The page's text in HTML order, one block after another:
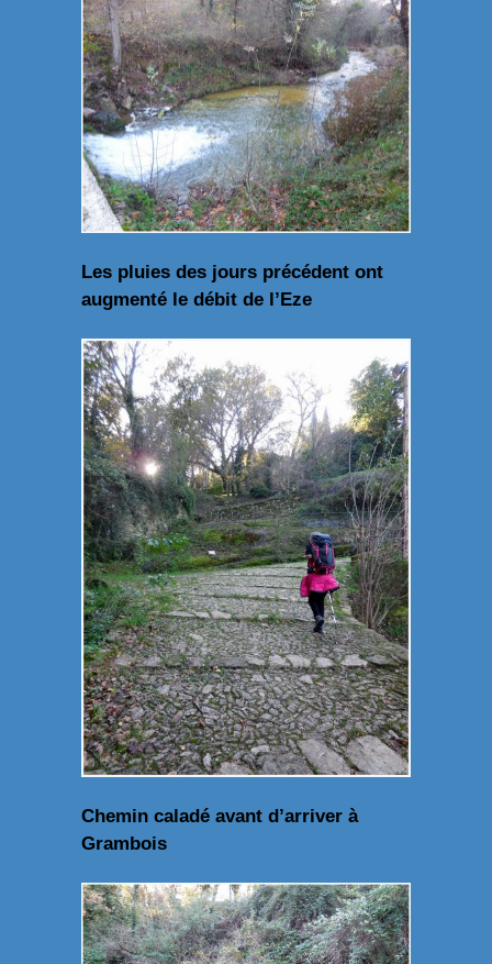
Les pluies des jours précédent ont
augmenté le débit de l’Eze
Chemin caladé avant d’arriver à
Grambois